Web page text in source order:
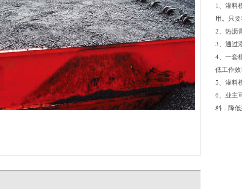
1、灌料
用。只
2、热沥
3、通过
4、一套
低工作效
5、灌料
6、业主
料，降低